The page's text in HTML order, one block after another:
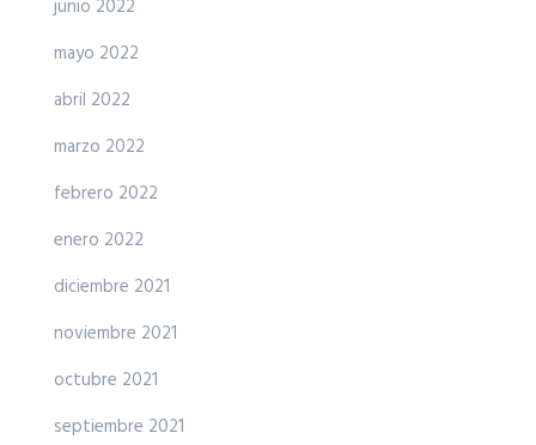
junio 2022
mayo 2022
abril 2022
marzo 2022
febrero 2022
enero 2022
diciembre 2021
noviembre 2021
octubre 2021
septiembre 2021